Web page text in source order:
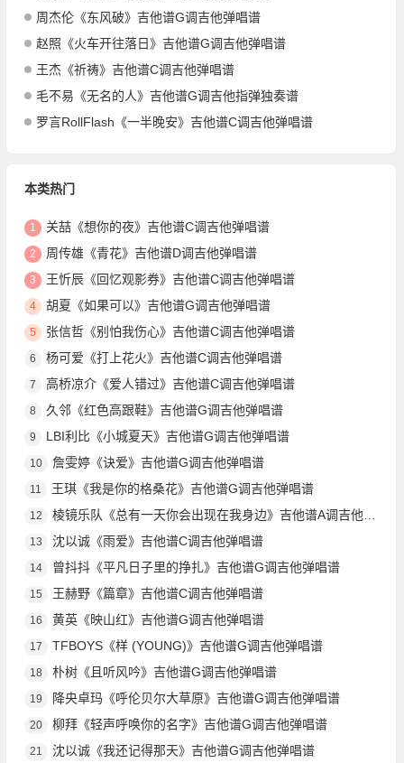
周杰伦《东风破》吉他谱G调吉他弹唱谱
赵照《火车开往落日》吉他谱G调吉他弹唱谱
王杰《祈祷》吉他谱C调吉他弹唱谱
毛不易《无名的人》吉他谱G调吉他指弹独奏谱
罗言RollFlash《一半晚安》吉他谱C调吉他弹唱谱
本类热门
1 关喆《想你的夜》吉他谱C调吉他弹唱谱
2 周传雄《青花》吉他谱D调吉他弹唱谱
3 王忻辰《回忆观影券》吉他谱C调吉他弹唱谱
4 胡夏《如果可以》吉他谱G调吉他弹唱谱
5 张信哲《别怕我伤心》吉他谱C调吉他弹唱谱
6 杨可爱《打上花火》吉他谱C调吉他弹唱谱
7 高桥凉介《爱人错过》吉他谱C调吉他弹唱谱
8 久邻《红色高跟鞋》吉他谱G调吉他弹唱谱
9 LBI利比《小城夏天》吉他谱G调吉他弹唱谱
10 詹雯婷《诀爱》吉他谱G调吉他弹唱谱
11 王琪《我是你的格桑花》吉他谱G调吉他弹唱谱
12 棱镜乐队《总有一天你会出现在我身边》吉他谱A调吉他弹唱谱
13 沈以诚《雨爱》吉他谱C调吉他弹唱谱
14 曾抖抖《平凡日子里的挣扎》吉他谱G调吉他弹唱谱
15 王赫野《篇章》吉他谱C调吉他弹唱谱
16 黄英《映山红》吉他谱G调吉他弹唱谱
17 TFBOYS《样 (YOUNG)》吉他谱G调吉他弹唱谱
18 朴树《且听风吟》吉他谱G调吉他弹唱谱
19 降央卓玛《呼伦贝尔大草原》吉他谱G调吉他弹唱谱
20 柳拜《轻声呼唤你的名字》吉他谱G调吉他弹唱谱
21 沈以诚《我还记得那天》吉他谱G调吉他弹唱谱